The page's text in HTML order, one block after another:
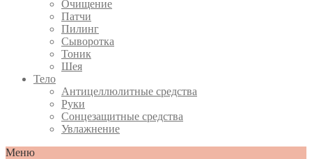
Очищение
Патчи
Пилинг
Сыворотка
Тоник
Шея
Тело
Антицеллюлитные средства
Руки
Сонцезащитные средства
Увлажнение
Меню